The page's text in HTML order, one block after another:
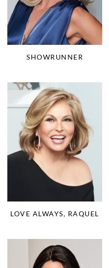
SHOWRUNNER
LOVE ALWAYS, RAQUEL